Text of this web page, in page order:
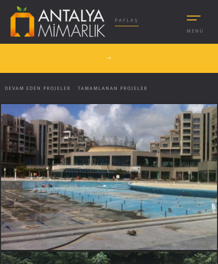
MENÜ
PAYLAŞ
DEVAM EDEN PROJELER TAMAMLANAN PROJELER